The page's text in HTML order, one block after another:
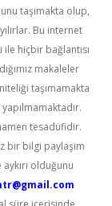
taşımakta olup,
Bu internet
hiçbir bağlantısı
makaleler
taşımamakta
tesadüfidir.
bir bilgi paylaşım
olduğunu